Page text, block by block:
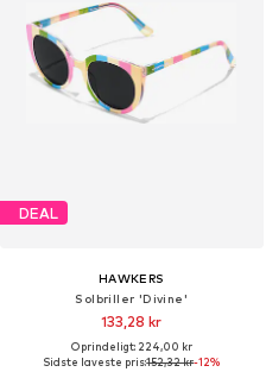
DEAL
HAWKERS
Solbriller 'Divine'
133,28 kr
Oprindeligt: 224,00 kr
Sidste laveste pris:152,32 kr-12%